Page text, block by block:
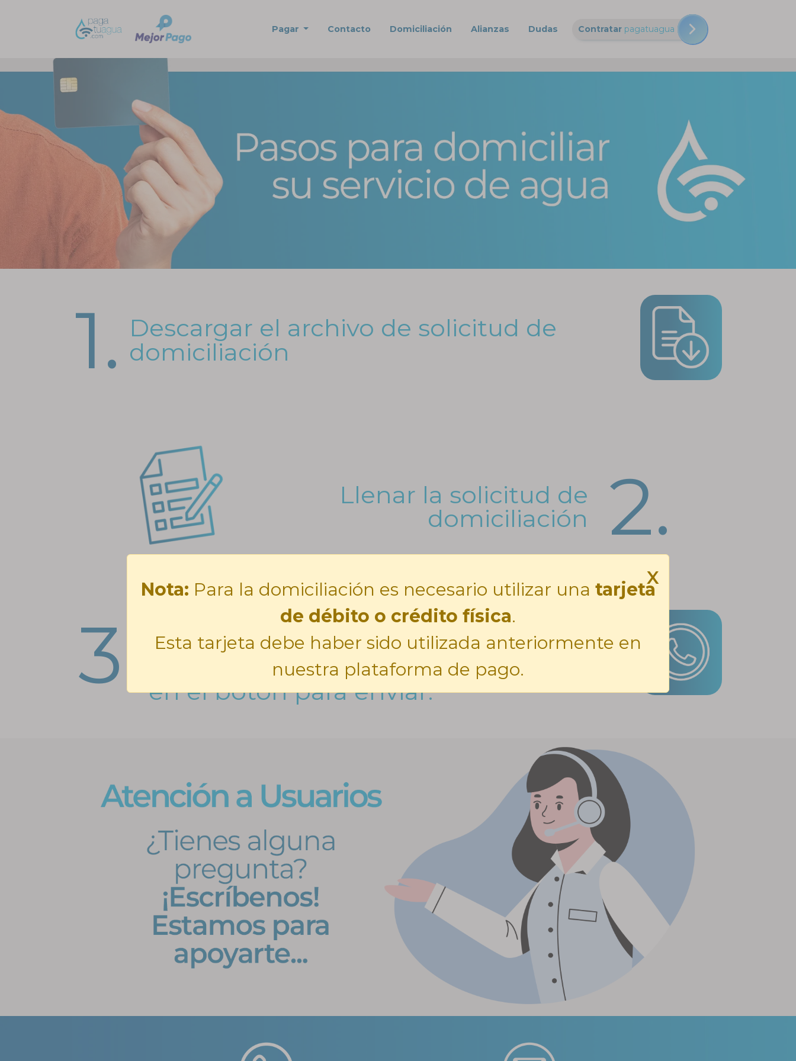
X
Nota: Para la domiciliación es necesario utilizar una tarjeta
de débito o crédito física.
Esta tarjeta debe haber sido utilizada anteriormente en
nuestra plataforma de pago.
Pagar Contacto Domiciliación Alianzas Dudas Contratar pagatuagua
1. Descargar el archivo de solicitud de
domiciliación
2.
Llenar la solicitud de
domiciliación
3.
A través de WhatsApp, enviar
solicitud anexando identificación
oficial (INE, Pasaporte, etc.). Da clic
en el botón para enviar.